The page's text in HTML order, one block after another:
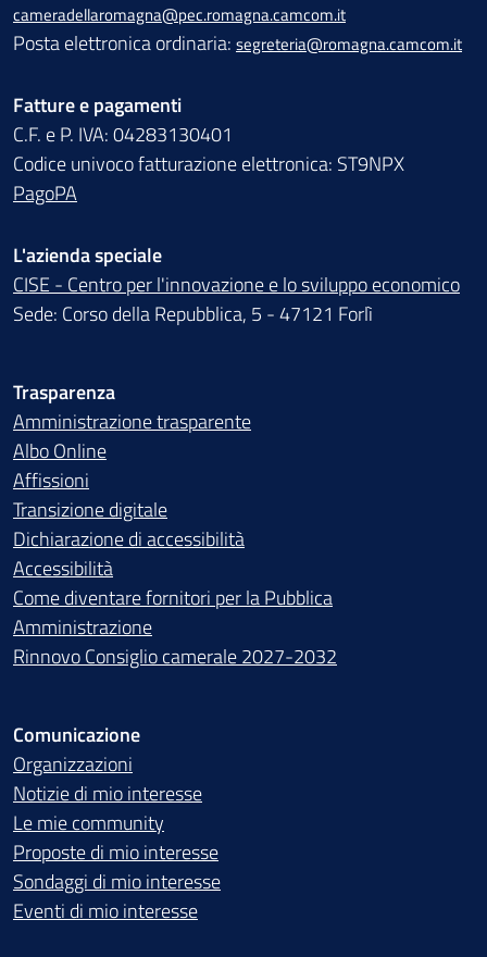
cameradellaromagna@pec.romagna.camcom.it
Posta elettronica ordinaria: segreteria@romagna.camcom.it
Fatture e pagamenti
C.F. e P. IVA: 04283130401
Codice univoco fatturazione elettronica: ST9NPX
PagoPA
L'azienda speciale
CISE - Centro per l'innovazione e lo sviluppo economico
Sede: Corso della Repubblica, 5 - 47121 Forlì
Trasparenza
Amministrazione trasparente
Albo Online
Affissioni
Transizione digitale
Dichiarazione di accessibilità
Accessibilità
Come diventare fornitori per la Pubblica
Amministrazione
Rinnovo Consiglio camerale 2027-2032
Comunicazione
Organizzazioni
Notizie di mio interesse
Le mie community
Proposte di mio interesse
Sondaggi di mio interesse
Eventi di mio interesse